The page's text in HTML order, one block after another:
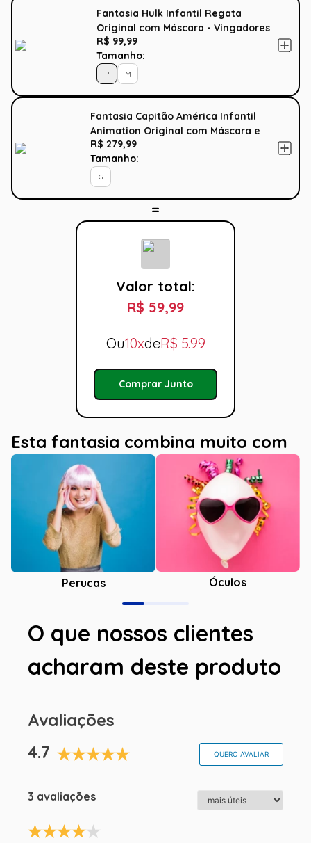
Fantasia Hulk Infantil Regata
Original com Máscara - Vingadores
- Marvel
R$ 99,99
Tamanho:
P M
Fantasia Capitão América Infantil
Animation Original com Máscara e
Peitoral - Vingadores - Marvel
R$ 279,99
Tamanho:
G
Valor total:
R$ 59,99
Ou10xdeR$ 5.99
Comprar Junto
Esta fantasia combina muito com
Perucas Óculos
O que nossos clientes
acharam deste produto
Avaliações
4.7
QUERO AVALIAR
3 avaliações